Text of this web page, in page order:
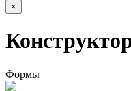
×
Формы